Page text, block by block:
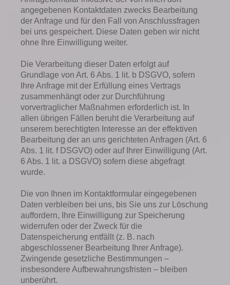
angegebenen Kontaktdaten zwecks Bearbeitung
der Anfrage und für den Fall von Anschlussfragen
bei uns gespeichert. Diese Daten geben wir nicht
ohne Ihre Einwilligung weiter.
Die Verarbeitung dieser Daten erfolgt auf
Grundlage von Art. 6 Abs. 1 lit. b DSGVO, sofern
Ihre Anfrage mit der Erfüllung eines Vertrags
zusammenhängt oder zur Durchführung
vorvertraglicher Maßnahmen erforderlich ist. In
allen übrigen Fällen beruht die Verarbeitung auf
unserem berechtigten Interesse an der effektiven
Bearbeitung der an uns gerichteten Anfragen (Art. 6
Abs. 1 lit. f DSGVO) oder auf Ihrer Einwilligung (Art.
6 Abs. 1 lit. a DSGVO) sofern diese abgefragt
wurde.
Die von Ihnen im Kontaktformular eingegebenen
Daten verbleiben bei uns, bis Sie uns zur Löschung
auffordern, Ihre Einwilligung zur Speicherung
widerrufen oder der Zweck für die
Datenspeicherung entfällt (z. B. nach
abgeschlossener Bearbeitung Ihrer Anfrage).
Zwingende gesetzliche Bestimmungen –
insbesondere Aufbewahrungsfristen – bleiben
unberührt.